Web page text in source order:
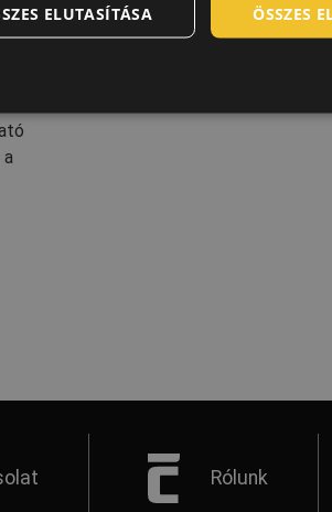
Rólunk
ÖSSZES
ELUTASÍTÁSA